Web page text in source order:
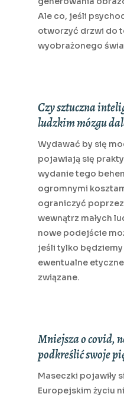
Ale co, jeśli
otworzyć drzwi do
wyobrażonego
Czy sztuczna
ludzkim mózgu
Wydawać by się
pojawiają się
wydanie tego
ogromnymi
ograniczyć
wewnątrz małych
nowe podejście
jeśli tylko
ewentualne
związane.
Mniejsza o covid,
podkreślić swoje
Maseczki pojawiły
Europejskim życiu